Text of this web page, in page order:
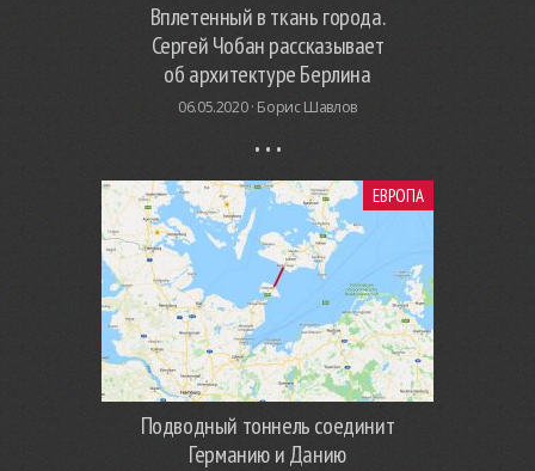
Вплетенный в ткань города.
Сергей Чобан рассказывает
об архитектуре Берлина
06.05.2020 · Борис Шавлов
ЕВРОПА
Подводный тоннель соединит
Германию и Данию